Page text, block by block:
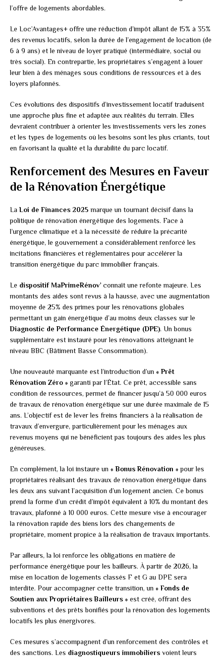
l’offre de logements abordables.
Le Loc’Avantages+ offre une réduction d’impôt allant de 15% à 35%
des revenus locatifs, selon la durée de l’engagement de location (de
6 à 9 ans) et le niveau de loyer pratiqué (intermédiaire, social ou
très social). En contrepartie, les propriétaires s’engagent à louer
leur bien à des ménages sous conditions de ressources et à des
loyers plafonnés.
Ces évolutions des dispositifs d’investissement locatif traduisent
une approche plus fine et adaptée aux réalités du terrain. Elles
devraient contribuer à orienter les investissements vers les zones
et les types de logements où les besoins sont les plus criants, tout
en favorisant la qualité et la durabilité du parc locatif.
Renforcement des Mesures en Faveur
de la Rénovation Énergétique
LaLoi de Finances 2025 marque un tournant décisif dans la
politique de rénovation énergétique des logements. Face à
l’urgence climatique et à la nécessité de réduire la précarité
énergétique, le gouvernement a considérablement renforcé les
incitations financières et réglementaires pour accélérer la
transition énergétique du parc immobilier français.
Le dispositif MaPrimeRénov’ connaît une refonte majeure. Les
montants des aides sont revus à la hausse, avec une augmentation
moyenne de 25% des primes pour les rénovations globales
permettant un gain énergétique d’au moins deux classes sur le
Diagnostic de Performance Énergétique (DPE). Un bonus
supplémentaire est instauré pour les rénovations atteignant le
niveau BBC (Bâtiment Basse Consommation).
Une nouveauté marquante est l’introduction d’un « Prêt
Rénovation Zéro » garanti par l’État. Ce prêt, accessible sans
condition de ressources, permet de financer jusqu’à 50 000 euros
de travaux de rénovation énergétique sur une durée maximale de 15
ans. L’objectif est de lever les freins financiers à la réalisation de
travaux d’envergure, particulièrement pour les ménages aux
revenus moyens qui ne bénéficient pas toujours des aides les plus
généreuses.
En complément, la loi instaure un « Bonus Rénovation »pour les
propriétaires réalisant des travaux de rénovation énergétique dans
les deux ans suivant l’acquisition d’un logement ancien. Ce bonus
prend la forme d’un crédit d’impôt équivalent à 10% du montant des
travaux, plafonné à 10 000 euros. Cette mesure vise à encourager
la rénovation rapide des biens lors des changements de
propriétaire, moment propice à la réalisation de travaux importants.
Par ailleurs, la loi renforce les obligations en matière de
performance énergétique pour les bailleurs. À partir de 2026, la
mise en location de logements classés F et G au DPE sera
interdite. Pour accompagner cette transition, un « Fonds de
Soutien aux Propriétaires Bailleurs » est créé, offrant des
subventions et des prêts bonifiés pour la rénovation des logements
locatifs les plus énergivores.
Ces mesures s’accompagnent d’un renforcement des contrôles et
des sanctions. Les diagnostiqueurs immobiliers voient leurs